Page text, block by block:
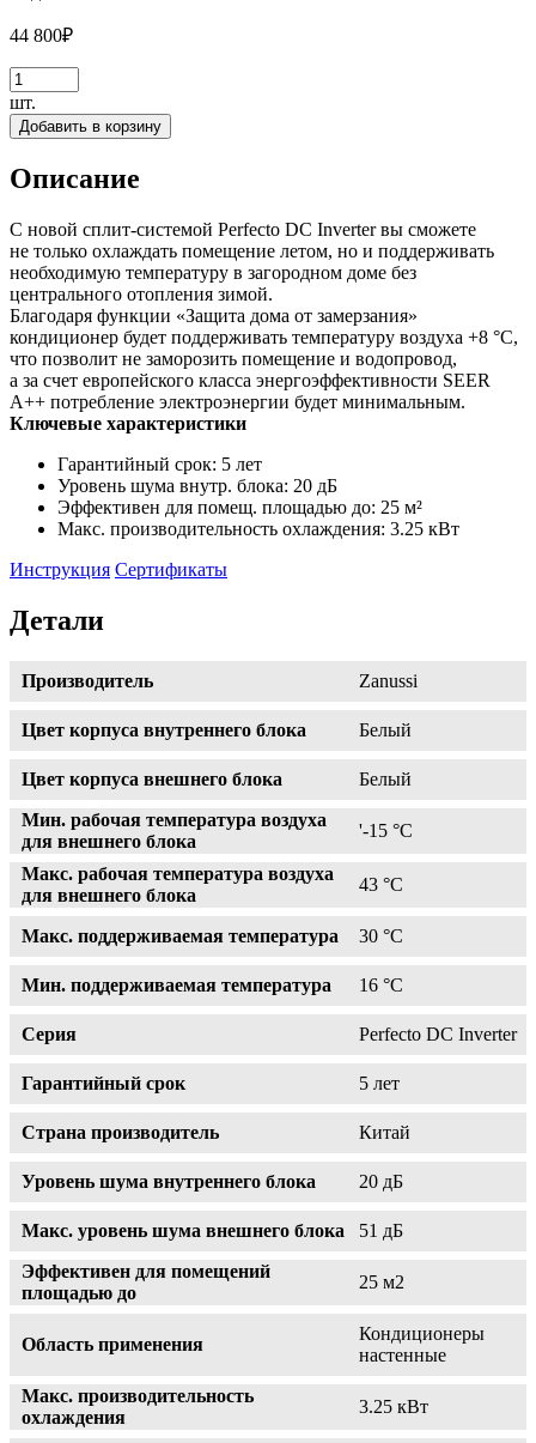
44 800₽
шт.
Добавить в корзину
Описание
С новой сплит-системой Perfecto DC Inverter вы сможете
не только охлаждать помещение летом, но и поддерживать
необходимую температуру в загородном доме без
центрального отопления зимой.
Благодаря функции «Защита дома от замерзания»
кондиционер будет поддерживать температуру воздуха +8 °С,
что позволит не заморозить помещение и водопровод,
а за счет европейского класса энергоэффективности SEER
A++ потребление электроэнергии будет минимальным.
Ключевые характеристики
Гарантийный срок: 5 лет
Уровень шума внутр. блока: 20 дБ
Эффективен для помещ. площадью до: 25 м²
Макс. производительность охлаждения: 3.25 кВт
Инструкция Сертификаты
Детали
Производитель Zanussi
Цвет корпуса внутреннего блока Белый
Цвет корпуса внешнего блока
Белый
Мин. рабочая температура воздуха
для внешнего блока
'-15 °С
Макс. рабочая температура воздуха
для внешнего блока
43 °С
Макс. поддерживаемая температура 30 °С
Мин. поддерживаемая температура 16 °С
Серия Perfecto DC Inverter
Гарантийный срок 5 лет
Страна производитель Китай
Уровень шума внутреннего блока 20 дБ
Макс. уровень шума внешнего блока
51 дБ
Эффективен для помещений
площадью до
25 м2
Область применения
Кондиционеры
настенные
Макс. производительность
охлаждения
3.25 кВт